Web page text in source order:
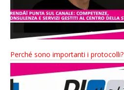
Perché sono importanti i protocolli?